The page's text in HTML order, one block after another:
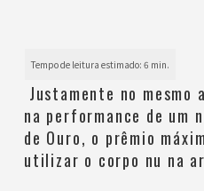
Justamente no mesmo
na performance de um
de Ouro, o prêmio
utilizar o corpo nu na